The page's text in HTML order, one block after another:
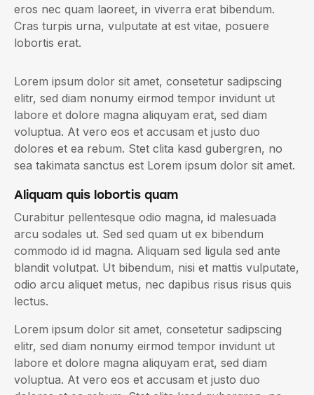
eros nec quam laoreet, in viverra erat bibendum.
Cras turpis urna, vulputate at est vitae, posuere
lobortis erat.
Lorem ipsum dolor sit amet, consetetur sadipscing
elitr, sed diam nonumy eirmod tempor invidunt ut
labore et dolore magna aliquyam erat, sed diam
voluptua. At vero eos et accusam et justo duo
dolores et ea rebum. Stet clita kasd gubergren, no
sea takimata sanctus est Lorem ipsum dolor sit amet.
Aliquam quis lobortis quam
Curabitur pellentesque odio magna, id malesuada
arcu sodales ut. Sed sed quam ut ex bibendum
commodo id id magna. Aliquam sed ligula sed ante
blandit volutpat. Ut bibendum, nisi et mattis vulputate,
odio arcu aliquet metus, nec dapibus risus risus quis
lectus.
Lorem ipsum dolor sit amet, consetetur sadipscing
elitr, sed diam nonumy eirmod tempor invidunt ut
labore et dolore magna aliquyam erat, sed diam
voluptua. At vero eos et accusam et justo duo